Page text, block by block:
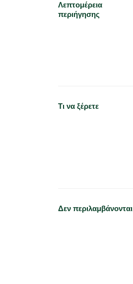
Λεπτομέρεια
περιήγησης
Τι να ξέρετε
Δεν περιλαμβάνονται